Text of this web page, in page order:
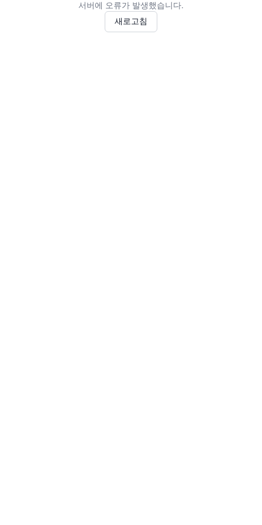
서버에 오류가 발생했습니다.
새로고침